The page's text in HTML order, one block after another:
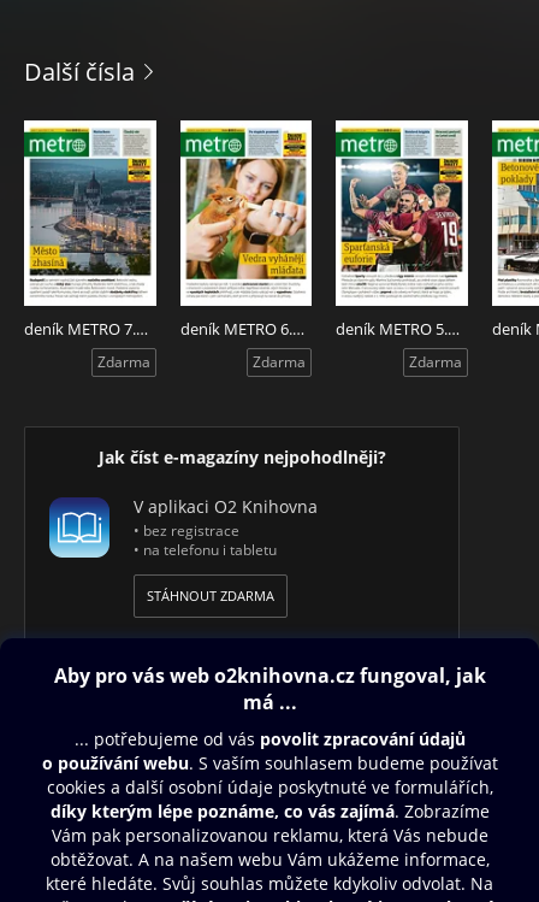
Další čísla
deník METRO 7.8.2026
Zdarma
deník METRO 6.8.2026
Zdarma
deník METRO 5.8.2026
Zdarma
Jak číst e-magazíny nejpohodlněji?
V aplikaci O2 Knihovna
• bez registrace
• na telefonu i tabletu
STÁHNOUT ZDARMA
Obsah ke stažení
Moje O2 Knihovna
Další zábava